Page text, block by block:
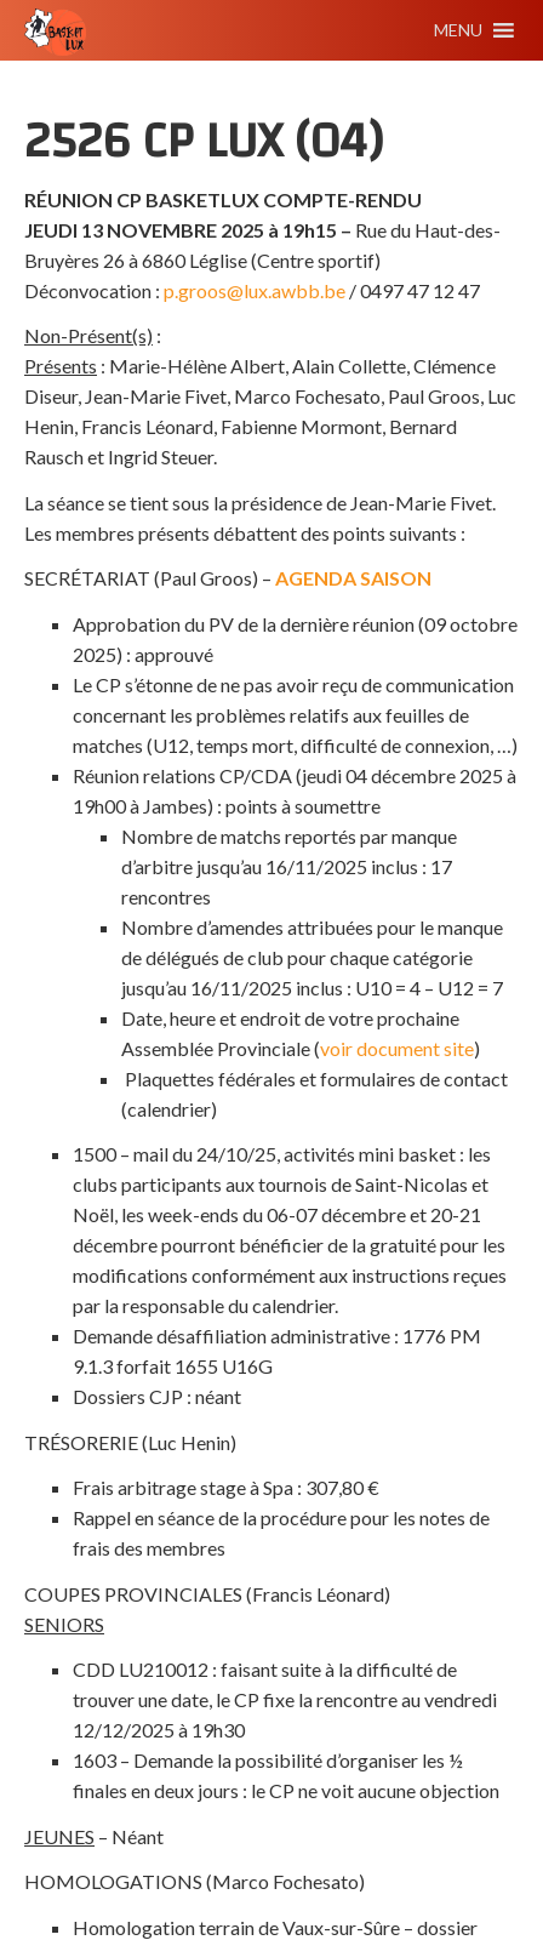
MENU
2526 CP LUX (04)
RÉUNION CP BASKETLUX COMPTE-RENDU
JEUDI 13 NOVEMBRE 2025 à 19h15 – Rue du Haut-des-
Bruyères 26 à 6860 Léglise (Centre sportif)
Déconvocation : p.groos@lux.awbb.be / 0497 47 12 47
Non-Présent(s) :
Présents : Marie-Hélène Albert, Alain Collette, Clémence
Diseur, Jean-Marie Fivet, Marco Fochesato, Paul Groos, Luc
Henin, Francis Léonard, Fabienne Mormont, Bernard
Rausch et Ingrid Steuer.
La séance se tient sous la présidence de Jean-Marie Fivet.
Les membres présents débattent des points suivants :
SECRÉTARIAT (Paul Groos) – AGENDA SAISON
Approbation du PV de la dernière réunion (09 octobre
2025) : approuvé
Le CP s’étonne de ne pas avoir reçu de communication
concernant les problèmes relatifs aux feuilles de
matches (U12, temps mort, difficulté de connexion, …)
Réunion relations CP/CDA (jeudi 04 décembre 2025 à
19h00 à Jambes) : points à soumettre
Nombre de matchs reportés par manque
d’arbitre jusqu’au 16/11/2025 inclus : 17
rencontres
Nombre d’amendes attribuées pour le manque
de délégués de club pour chaque catégorie
jusqu’au 16/11/2025 inclus : U10 = 4 – U12 = 7
Date, heure et endroit de votre prochaine
Assemblée Provinciale (voir document site)
Plaquettes fédérales et formulaires de contact
(calendrier)
1500 – mail du 24/10/25, activités mini basket : les
clubs participants aux tournois de Saint-Nicolas et
Noël, les week-ends du 06-07 décembre et 20-21
décembre pourront bénéficier de la gratuité pour les
modifications conformément aux instructions reçues
par la responsable du calendrier.
Demande désaffiliation administrative : 1776 PM
9.1.3 forfait 1655 U16G
Dossiers CJP : néant
TRÉSORERIE (Luc Henin)
Frais arbitrage stage à Spa : 307,80 €
Rappel en séance de la procédure pour les notes de
frais des membres
COUPES PROVINCIALES (Francis Léonard)
SENIORS
CDD LU210012 : faisant suite à la difficulté de
trouver une date, le CP fixe la rencontre au vendredi
12/12/2025 à 19h30
1603 – Demande la possibilité d’organiser les ½
finales en deux jours : le CP ne voit aucune objection
JEUNES – Néant
HOMOLOGATIONS (Marco Fochesato)
Homologation terrain de Vaux-sur-Sûre – dossier